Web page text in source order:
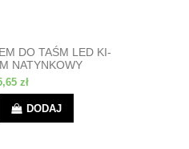
DO TAŚM LED KI-
NATYNKOWY
zł
DODAJ